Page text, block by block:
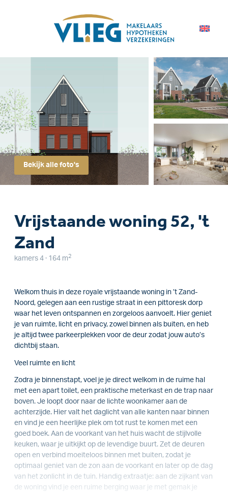
Bekijk alle foto's
Vrijstaande woning 52, 't
Zand
kamers 4 · 164 m 2
Welkom thuis in deze royale vrijstaande woning in ’t Zand-
Noord, gelegen aan een rustige straat in een pittoresk dorp
waar het leven ontspannen en zorgeloos aanvoelt. Hier geniet
je van ruimte, licht en privacy, zowel binnen als buiten, en heb
je altijd twee parkeerplekken voor de deur zodat jouw auto’s
dichtbij staan.
Veel ruimte en licht
Zodra je binnenstapt, voel je je direct welkom in de ruime hal
met een apart toilet, een praktische meterkast en de trap naar
boven. Je loopt door naar de lichte woonkamer aan de
achterzijde. Hier valt het daglicht van alle kanten naar binnen
en vind je een heerlijke plek om tot rust te komen met een
goed boek. Aan de voorkant van het huis wacht de stijlvolle
keuken, waar je uitkijkt op de levendige buurt. Zet de deuren
open en verbind moeiteloos binnen met buiten, zodat je
optimaal geniet van de zon aan de voorkant en later op de dag
van het zonlicht in de tuin. Handig extraatje: aan de zijkant van
de woning vind je een ruime berging waar je met gemak je